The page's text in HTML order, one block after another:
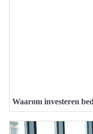
Waarom investeren